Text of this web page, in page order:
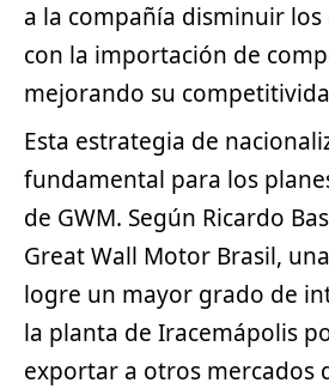
a la compañía disminuir los
con la importación de
mejorando su
Esta estrategia de
fundamental para los
de GWM. Según Ricardo
Great Wall Motor Brasil,
logre un mayor grado de
la planta de Iracemápolis
exportar a otros mercados